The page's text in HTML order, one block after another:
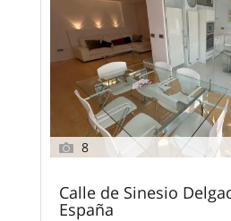
8
Calle de Sinesio
España